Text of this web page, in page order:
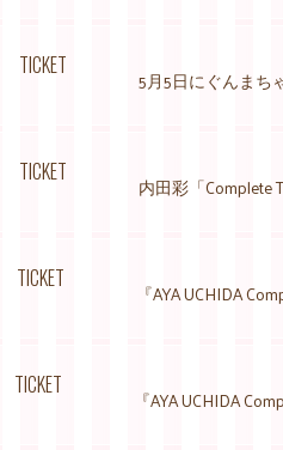
TICKET
5月5日にぐんまち
TICKET
内田彩「Complete
TICKET
『AYA UCHIDA
TICKET
『AYA UCHIDA